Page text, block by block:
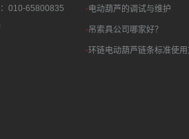
010-65800835
·电动葫芦的调试与维护
·吊索具公司哪家好？
·环链电动葫芦链条标准使